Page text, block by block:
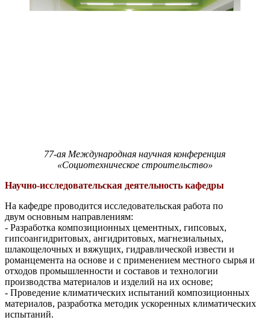
77-ая Международная научная конференция
«Социотехническое строительство»
Научно-исследовательская деятельность кафедры
На кафедре проводится исследовательская работа по
двум основным направлениям:
- Разработка композиционных цементных, гипсовых,
гипсоангидритовых, ангидритовых, магнезиальных,
шлакощелочных и вяжущих, гидравлической извести и
романцемента на основе и с применением местного сырья и
отходов промышленности и составов и технологии
производства материалов и изделий на их основе;
- Проведение климатических испытаний композиционных
материалов, разработка методик ускоренных климатических
испытаний.